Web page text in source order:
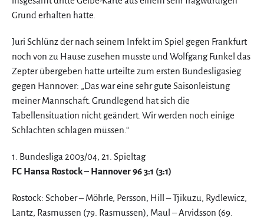
Grund erhalten hatte.
Juri Schlünz der nach seinem Infekt im Spiel gegen Frankfurt
noch von zu Hause zusehen musste und Wolfgang Funkel das
Zepter übergeben hatte urteilte zum ersten Bundesligasieg
gegen Hannover: „Das war eine sehr gute Saisonleistung
meiner Mannschaft. Grundlegend hat sich die
Tabellensituation nicht geändert. Wir werden noch einige
Schlachten schlagen müssen.“
1. Bundesliga 2003/04, 21. Spieltag
FC Hansa Rostock – Hannover 96 3:1 (3:1)
Rostock: Schober – Möhrle, Persson, Hill – Tjikuzu, Rydlewicz,
Lantz, Rasmussen (79. Rasmussen), Maul – Arvidsson (69.